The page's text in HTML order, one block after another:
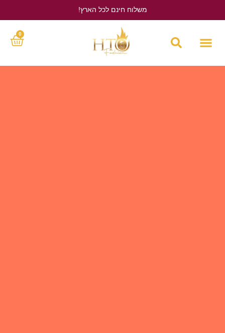
משלוח חינם לכל הארץ!
0